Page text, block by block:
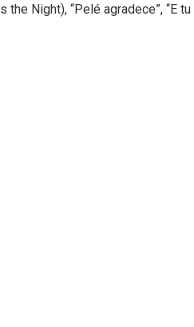
Night), “Pelé agradece”, “E tu